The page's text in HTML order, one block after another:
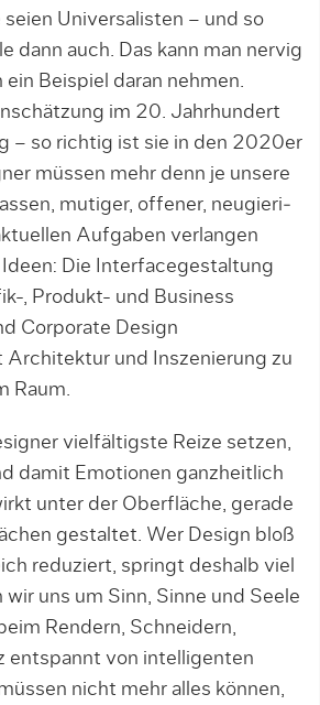
Universalisten – und so
dann auch. Das kann man nervig
Beispiel daran nehmen.
im 20. Jahrhundert
– so richtig ist sie in den 2020er
müssen mehr denn je unsere
mutiger, offener, neu­gie­ri­
Aufgaben verlan­gen
Die Interfacegestaltung
, Produkt- und Business
Corporate Design
und Inszenierung zu
Raum.
vielfältigste Reize setzen,
damit Emotionen ganzheit­lich
unter der Oberfläche, gerade
gestaltet. Wer Design bloß
reduziert, springt deshalb viel
wir uns um Sinn, Sinne und Seele
Rendern, Schneidern,
entspannt von intelligenten
nicht mehr alles können,